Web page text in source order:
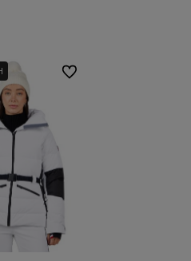
Do ulubionych